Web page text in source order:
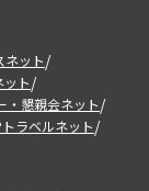
ネット/
ト/
・懇親会ネット/
ラベルネット/